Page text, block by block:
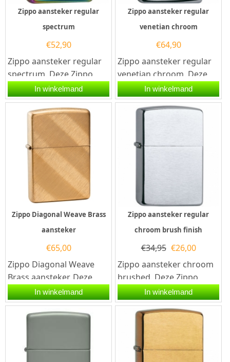
Zippo aansteker regular
spectrum
€52,90
Zippo aansteker regular
spectrum. Deze Zippo
aansteker heeft een
glanzende...
In winkelmand
Zippo aansteker regular
venetian chroom
€64,90
Zippo aansteker regular
venetian chroom. Deze
Zippo aansteker heeft
een hoogglans zilveren...
In winkelmand
Zippo Diagonal Weave Brass
aansteker
€65,00
Zippo Diagonal Weave
Brass aansteker. Deze
zippo benzine aansteker
heeft een brass
afwerking. Over...
In winkelmand
Zippo aansteker regular
chroom brush finish
€34,95 €26,00
Zippo aansteker chroom
brushed. Deze Zippo
aansteker heeft een
geborsteld zilveren
afwerking aan de...
In winkelmand